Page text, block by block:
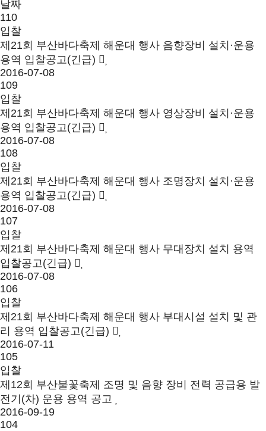
날짜
110
입찰
제21회 부산바다축제 해운대 행사 음향장비 설치·운용
용역 입찰공고(긴급)
2016-07-08
109
입찰
제21회 부산바다축제 해운대 행사 영상장비 설치·운용
용역 입찰공고(긴급)
2016-07-08
108
입찰
제21회 부산바다축제 해운대 행사 조명장치 설치·운용
용역 입찰공고(긴급)
2016-07-08
107
입찰
제21회 부산바다축제 해운대 행사 무대장치 설치 용역
입찰공고(긴급)
2016-07-08
106
입찰
제21회 부산바다축제 해운대 행사 부대시설 설치 및 관
리 용역 입찰공고(긴급)
2016-07-11
105
입찰
제12회 부산불꽃축제 조명 및 음향 장비 전력 공급용 발
전기(차) 운용 용역 공고
2016-09-19
104